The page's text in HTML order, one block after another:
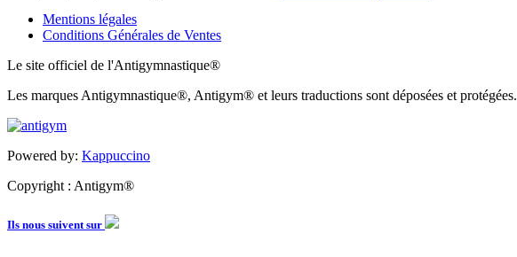
Mentions légales
Conditions Générales de Ventes
Le site officiel de l'Antigymnastique®
Les marques Antigymnastique®, Antigym® et leurs traductions sont déposées et protégées.
Powered by: Kappuccino
Copyright : Antigym®
Ils nous suivent sur